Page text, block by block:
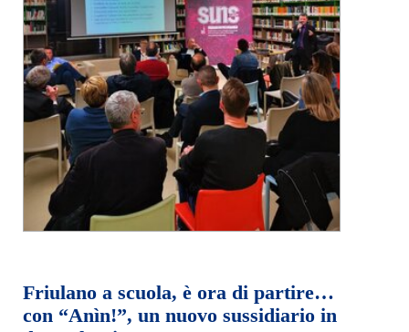
Friulano a scuola, è ora di partire…
con “Anìn!”, un nuovo sussidiario in